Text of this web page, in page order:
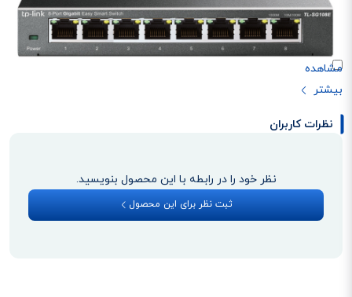
۸ پورت گیگابیتی برای اتصال پرسرعت
اتصال دستگاه‌های مختلف را با سرعت بالا و پایداری عالی فراهم می‌کند. پشتیبانی از
ساده‌ترین شکل ممکن انجام شود.
ظرفیت سوئیچینگ ۱۶ گیگابیت بر ثانیه
نظرات کاربران
نظر خود را در رابطه با این محصول بنویسید.
ثبت نظر برای این محصول